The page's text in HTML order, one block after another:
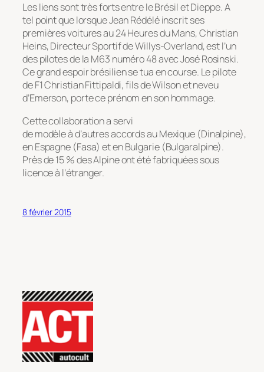
Les liens sont très forts entre le Brésil et Dieppe. A
tel point que lorsque Jean Rédélé inscrit ses
premières voitures au 24 Heures du Mans, Christian
Heins, Directeur Sportif de Willys-Overland, est l’un
des pilotes de la M63 numéro 48 avec José Rosinski.
Ce grand espoir brésilien se tua en course. Le pilote
de F1 Christian Fittipaldi, fils de Wilson et neveu
d’Emerson, porte ce prénom en son hommage.
Cette collaboration a servi
de modèle à d’autres accords au Mexique (Dinalpine),
en Espagne (Fasa) et en Bulgarie (Bulgaralpine).
Près de 15 % des Alpine ont été fabriquées sous
licence à l’étranger.
8 février 2015